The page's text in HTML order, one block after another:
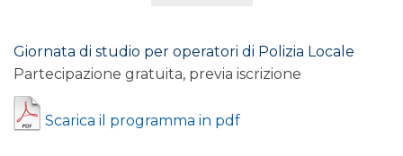
Giornata di studio per operatori di Polizia Locale
Partecipazione gratuita, previa iscrizione
Scarica il programma in pdf